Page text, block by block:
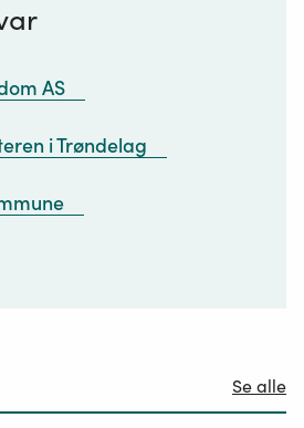
AS
i Trøndelag
Se alle